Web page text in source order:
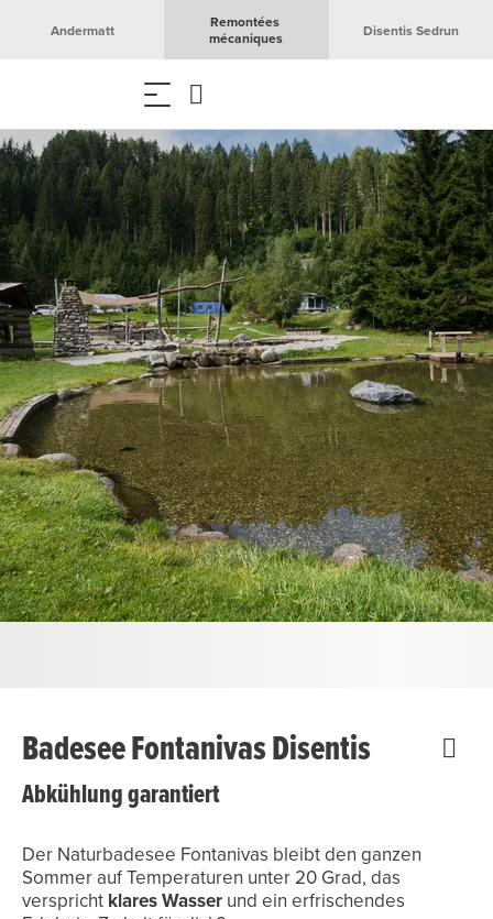
Andermatt
Remontées
mécaniques
Disentis Sedrun
Badesee Fontanivas Disentis
Abkühlung garantiert
Der Naturbadesee Fontanivas bleibt den ganzen
Sommer auf Temperaturen unter 20 Grad, das
verspricht klares Wasser und ein erfrischendes